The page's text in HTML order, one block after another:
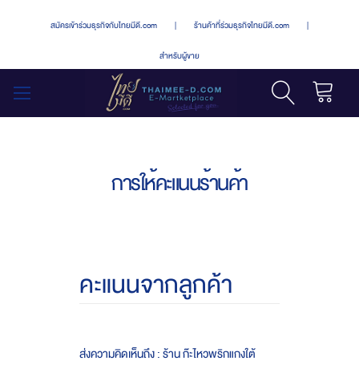
สมัครเข้าร่วมธุรกิจกับไทยมีดี.com | ร้านค้าที่ร่วมธุรกิจไทยมีดี.com |
สำหรับผู้ขาย
การให้คะแนนร้านค้า
คะแนนจากลูกค้า
ส่งความคิดเห็นถึง : ร้าน ก๊ะไหวพริกแกงใต้